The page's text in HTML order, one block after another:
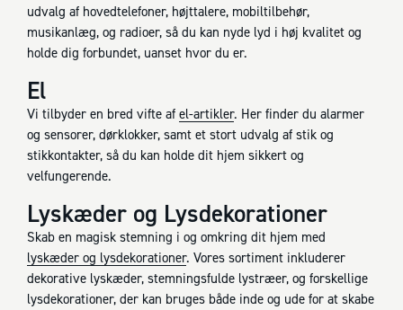
udvalg af hovedtelefoner, højttalere, mobiltilbehør,
musikanlæg, og radioer, så du kan nyde lyd i høj kvalitet og
holde dig forbundet, uanset hvor du er.
El
Vi tilbyder en bred vifte af el-artikler. Her finder du alarmer
og sensorer, dørklokker, samt et stort udvalg af stik og
stikkontakter, så du kan holde dit hjem sikkert og
velfungerende.
Lyskæder og Lysdekorationer
Skab en magisk stemning i og omkring dit hjem med
lyskæder og lysdekorationer. Vores sortiment inkluderer
dekorative lyskæder, stemningsfulde lystræer, og forskellige
lysdekorationer, der kan bruges både inde og ude for at skabe